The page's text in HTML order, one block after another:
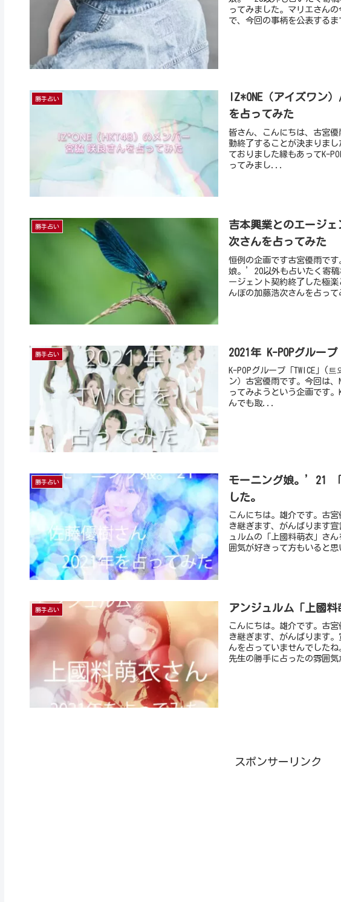
ってみました。マリエさん
で、今回の事柄を公表する
勝手占い
IZ*ONE（アイズワン
を占ってみた
皆さん、こんにちは、古宮優
動終了することが決まりま
ておりました縁もあってK-
ってみまし...
勝手占い
吉本興業とのエージ
次さんを占ってみた
恒例の企画です古宮優雨で
娘。’20以外も占いたく寄稿
ージェント契約終了した極
んぼの加藤浩次さんを占っ
勝手占い 2021年 K-POPグルー
K-POPグループ「TWICE」(
ン）古宮優雨です。今回は
ってみようという企画です
んでも取...
勝手占い
モーニング娘。’21
した。
こんにちは。雄介です。古
き継ぎます、がんばります
ュルムの「上國料萌衣」さ
囲気が好きって方もいると
勝手占い アンジュルム「上國料
こんにちは。雄介です。古
き継ぎます、がんばります
んを占っていませんでした
先生の勝手に占ったの雰囲
スポンサーリンク